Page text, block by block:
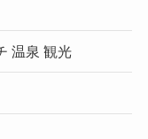
温泉 観光